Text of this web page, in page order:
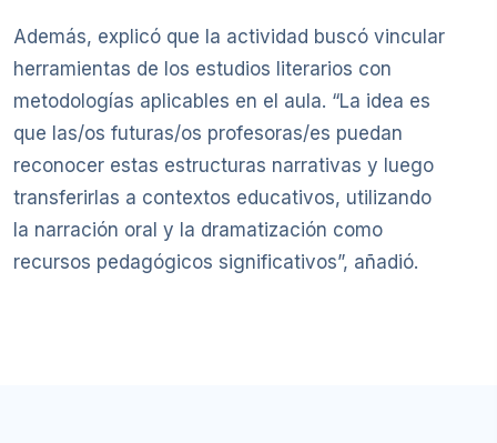
Además, explicó que la actividad buscó vincular
herramientas de los estudios literarios con
metodologías aplicables en el aula. “La idea es
que las/os futuras/os profesoras/es puedan
reconocer estas estructuras narrativas y luego
transferirlas a contextos educativos, utilizando
la narración oral y la dramatización como
recursos pedagógicos significativos”, añadió.